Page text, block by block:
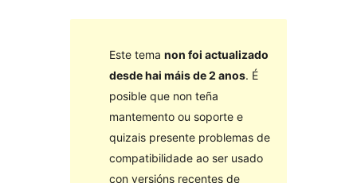
Este tema non foi actualizado
desde hai máis de 2 anos. É
posible que non teña
mantemento ou soporte e
quizais presente problemas de
compatibilidade ao ser usado
con versións recentes de